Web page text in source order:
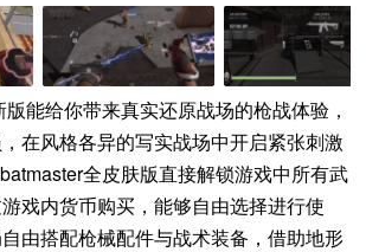
能给你带来真实还原战场的枪战体验，
在风格各异的写实战场中开启紧张刺激
全皮肤版直接解锁游戏中所有武
戏内货币购买，能够自由选择进行使
由搭配枪械配件与战术装备，借助地形